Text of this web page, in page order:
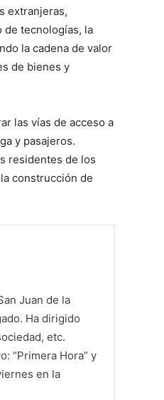
extranjeras,
de tecnologías, la
la cadena de valor
de bienes y
las vías de acceso a
y pasajeros.
residentes de los
construcción de
Juan de la
Ha dirigido
etc.
“Primera Hora” y
en la